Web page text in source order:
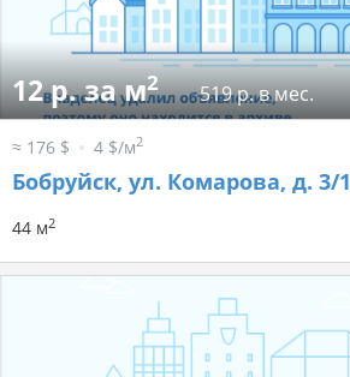
12 р. за м2 519 р. в мес.
≈ 176 $ 4 $/м2
Бобруйск, ул. Комарова, д. 3/1
44 м2